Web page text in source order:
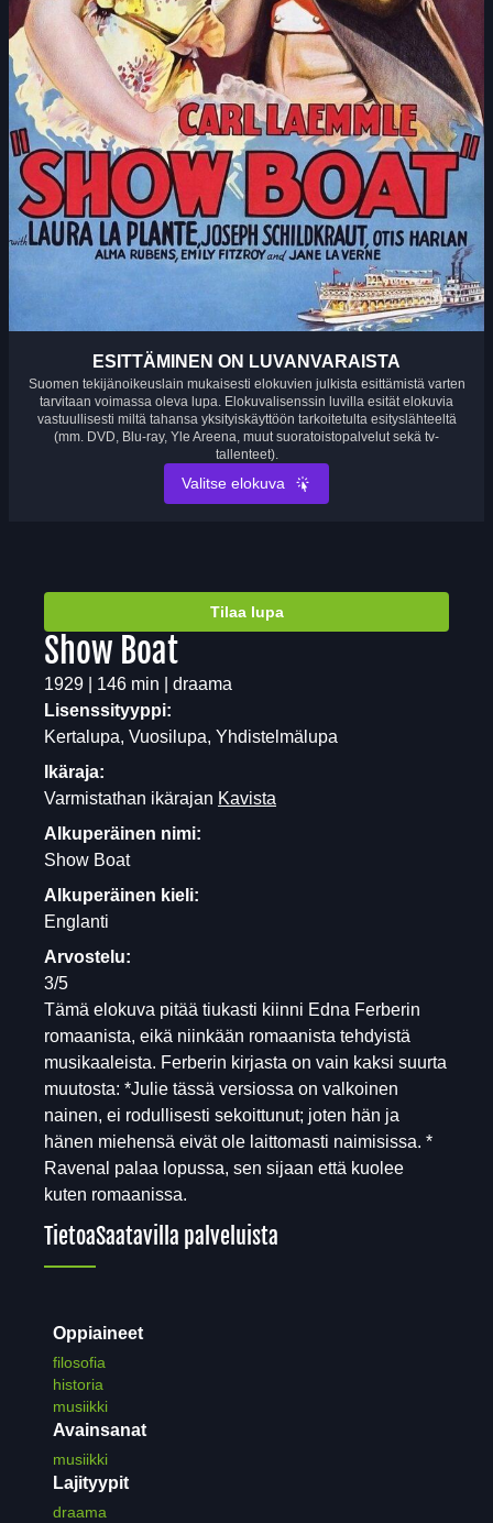
ESITTÄMINEN ON LUVANVARAISTA
Suomen tekijänoikeuslain mukaisesti elokuvien julkista esittämistä varten
tarvitaan voimassa oleva lupa. Elokuvalisenssin luvilla esität elokuvia
vastuullisesti miltä tahansa yksityiskäyttöön tarkoitetulta esityslähteeltä
(mm. DVD, Blu-ray, Yle Areena, muut suoratoistopalvelut sekä tv-
tallenteet).
Valitse elokuva
Tilaa lupa
Show Boat
1929 | 146 min | draama
Lisenssityyppi:
Kertalupa, Vuosilupa, Yhdistelmälupa
Ikäraja:
Varmistathan ikärajan Kavista
Alkuperäinen nimi:
Show Boat
Alkuperäinen kieli:
Englanti
Arvostelu:
3/5
Tämä elokuva pitää tiukasti kiinni Edna Ferberin
romaanista, eikä niinkään romaanista tehdyistä
musikaaleista. Ferberin kirjasta on vain kaksi suurta
muutosta: *Julie tässä versiossa on valkoinen
nainen, ei rodullisesti sekoittunut; joten hän ja
hänen miehensä eivät ole laittomasti naimisissa. *
Ravenal palaa lopussa, sen sijaan että kuolee
kuten romaanissa.
TietoaSaatavilla palveluista
Oppiaineet
filosofia
historia
musiikki
Avainsanat
musiikki
Lajityypit
draama